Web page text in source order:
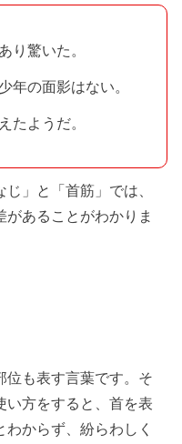
り驚いた。
年の面影はない。
たようだ。
」と「首筋」では、
あることがわかりま
位も表す言葉です。そ
い方をすると、首を表
からず、紛らわしく